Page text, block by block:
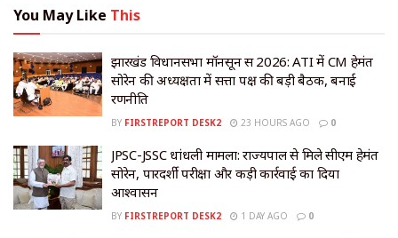
You May Like This
झारखंड विधानसभा मॉनसून सत्र 2026: ATI में CM हेमंत
सोरेन की अध्यक्षता में सत्ता पक्ष की बड़ी बैठक, बनाई
रणनीति
BY FIRSTREPORT DESK2 23 HOURS AGO 0
JPSC-JSSC धांधली मामला: राज्यपाल से मिले सीएम हेमंत
सोरेन, पारदर्शी परीक्षा और कड़ी कार्रवाई का दिया
आश्वासन
BY FIRSTREPORT DESK2 1 DAY AGO 0